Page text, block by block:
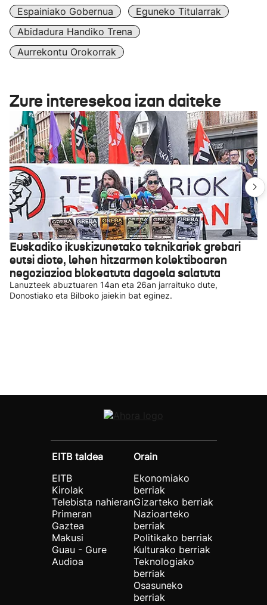
Espainiako Gobernua
Eguneko Titularrak
Abidadura Handiko Trena
Aurrekontu Orokorrak
Zure interesekoa izan daiteke
Euskadiko ikuskizunetako teknikariek grebari
eutsi diote, lehen hitzarmen kolektiboaren
negoziazioa blokeatuta dagoela salatuta
Lanuzteek abuztuaren 14an eta 26an jarraituko dute,
Donostiako eta Bilboko jaiekin bat eginez.
EITB taldea
EITB
Kirolak
Telebista nahieran
Primeran
Gaztea
Makusi
Guau - Gure
Audioa
Orain
Ekonomiako
berriak
Gizarteko berriak
Nazioarteko
berriak
Politikako berriak
Kulturako berriak
Teknologiako
berriak
Osasuneko
berriak